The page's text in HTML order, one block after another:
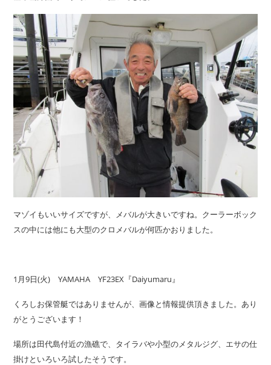
マゾイもいいサイズですが、メバルが大きいですね。クーラーボック
スの中には他にも大型のクロメバルが何匹かおりました。
1月9日(火) YAMAHA YF23EX『Daiyumaru』
くろしお保管艇ではありませんが、画像と情報提供頂きました。あり
がとうございます！
場所は田代島付近の漁礁で、タイラバや小型のメタルジグ、エサの仕
掛けといろいろ試したそうです。